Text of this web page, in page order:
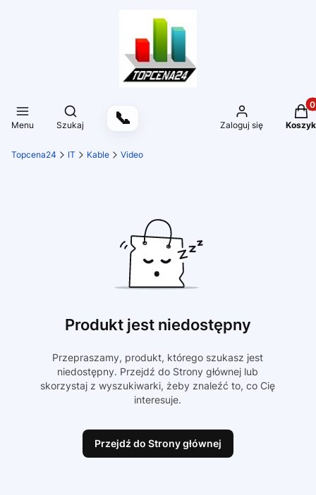
Menu
Otwórz wyszukiwarkę
Szukaj 📞 Zaloguj się Koszyk
Topcena24 IT Kable Video
Produkt jest niedostępny
Przepraszamy, produkt, którego szukasz jest
niedostępny. Przejdź do Strony głównej lub
skorzystaj z wyszukiwarki, żeby znaleźć to, co Cię
interesuje.
Przejdź do Strony głównej